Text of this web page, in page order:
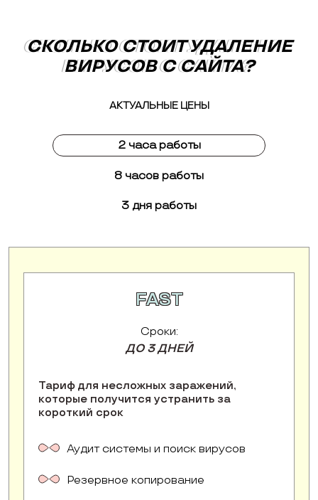
СКОЛЬКО СТОИТ УДАЛЕНИЕ
ВИРУСОВ С САЙТА?
СКОЛЬКО СТОИТ УДАЛЕНИЕ
ВИРУСОВ С САЙТА?
АКТУАЛЬНЫЕ ЦЕНЫ
2 часа работы
8 часов работы
3 дня работы
FAST
Сроки:
ДО 3 ДНЕЙ
Тариф для несложных заражений,
которые получится устранить за
короткий срок
Аудит системы и поиск вирусов
Резервное копирование